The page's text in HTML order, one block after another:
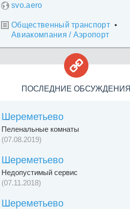
svo.aero
 Общественный транспорт •
Авиакомпания / Аэропорт

ПОСЛЕДНИЕ ОБСУЖДЕНИЯ
Шереметьево
Пеленальные комнаты
(07.08.2019)
Шереметьево
Недопустимый сервис
(07.11.2018)
Шереметьево